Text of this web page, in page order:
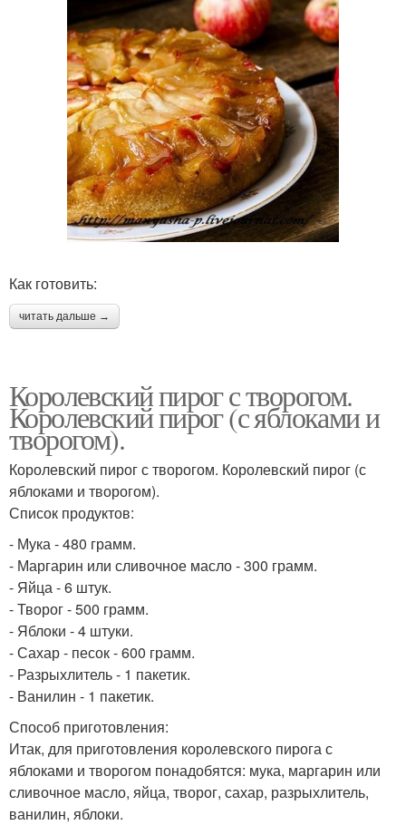
Как готовить:
читать дальше →
Королевский пирог с творогом.
Королевский пирог (с яблоками и
творогом).
Королевский пирог с творогом. Королевский пирог (с
яблоками и творогом).
Список продуктов:
- Мука - 480 грамм.
- Маргарин или сливочное масло - 300 грамм.
- Яйца - 6 штук.
- Творог - 500 грамм.
- Яблоки - 4 штуки.
- Сахар - песок - 600 грамм.
- Разрыхлитель - 1 пакетик.
- Ванилин - 1 пакетик.
Способ приготовления:
Итак, для приготовления королевского пирога с
яблоками и творогом понадобятся: мука, маргарин или
сливочное масло, яйца, творог, сахар, разрыхлитель,
ванилин, яблоки.